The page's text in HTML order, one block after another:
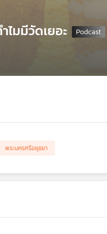
มมีวัดเยอะ
พระนครศรีอยุธยา